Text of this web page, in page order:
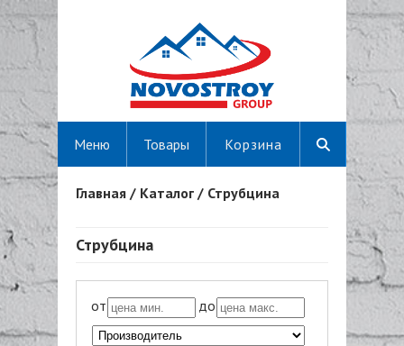
Корзина
Меню Товары
Вы здесь
Главная / Каталог / Струбцина
Струбцина
от до